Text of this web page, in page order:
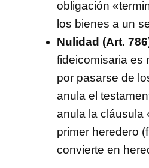
obligación
los bienes a un
Nulidad (Art.
fideicomisaria es
por pasarse de
anula el
anula la cláusula
primer heredero
convierte en